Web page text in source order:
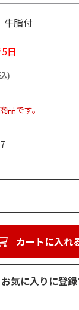
牛脂付
日
)
品です。
カートに入れ
お気に入りに登